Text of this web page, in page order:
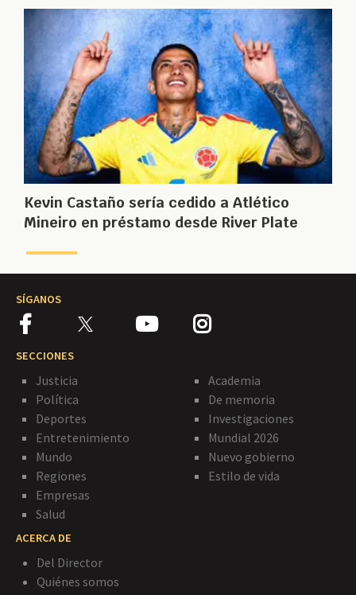
Kevin Castaño sería cedido a Atlético
Mineiro en préstamo desde River Plate
SÍGANOS
SECCIONES
Justicia
Política
Deportes
Entretenimiento
Mundo
Regiones
Empresas
Salud
Academia
De memoria
Investigaciones
Mundial 2026
Nuevo gobierno
Estilo de vida
ACERCA DE
Del Director
Quiénes somos